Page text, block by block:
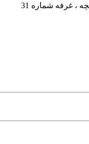
، غرفه شماره 31